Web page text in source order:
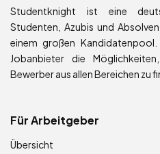
Studentknight ist eine
Studenten, Azubis und
einem großen
Jobanbieter die
Bewerber aus allen Bereichen zu
Für Arbeitgeber
Übersicht